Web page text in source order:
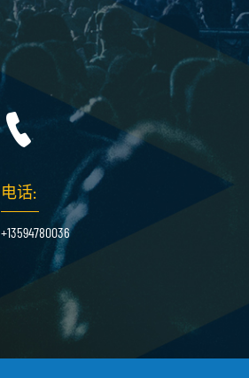
电话:
+13594780036